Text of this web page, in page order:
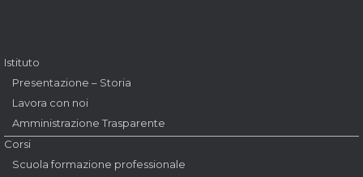
Istituto
Presentazione – Storia
Lavora con noi
Amministrazione Trasparente
Corsi
Scuola formazione professionale